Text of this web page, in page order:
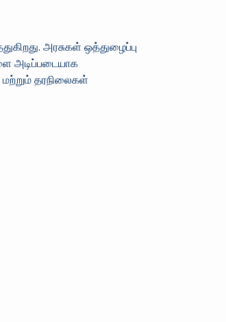
அரசுகள் ஒத்துழைப்பு
அடிப்படையாக
மற்றும் தரநிலைகள்